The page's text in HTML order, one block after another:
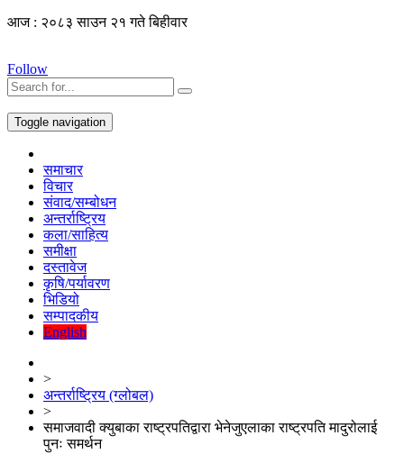
आज : २०८३ साउन २१ गते बिहीवार
Follow
Toggle navigation
समाचार
विचार
संवाद/सम्बोधन
अन्तर्राष्ट्रिय
कला/साहित्य
समीक्षा
दस्तावेज
कृषि/पर्यावरण
भिडियो
सम्पादकीय
English
>
अन्तर्राष्ट्रिय (ग्लोबल)
>
समाजवादी क्युबाका राष्ट्रपतिद्वारा भेनेजुएलाका राष्ट्रपति मादुरोलाई
पुनः समर्थन